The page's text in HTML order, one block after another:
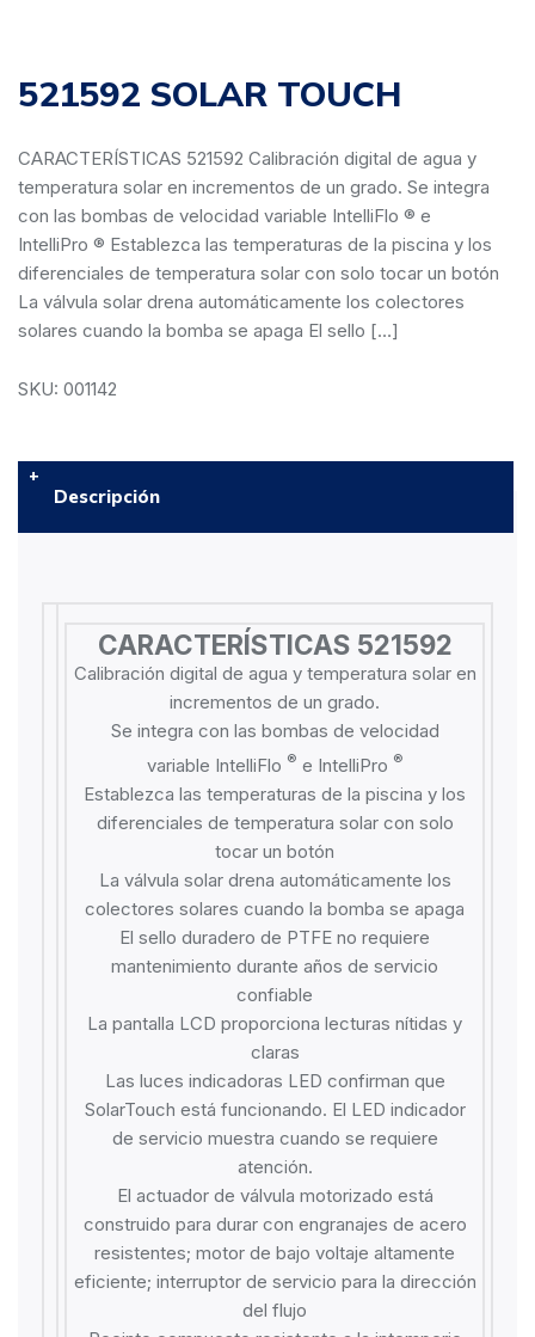
521592 SOLAR TOUCH
CARACTERÍSTICAS 521592 Calibración digital de agua y
temperatura solar en incrementos de un grado. Se integra
con las bombas de velocidad variable IntelliFlo ® e
IntelliPro ® Establezca las temperaturas de la piscina y los
diferenciales de temperatura solar con solo tocar un botón
La válvula solar drena automáticamente los colectores
solares cuando la bomba se apaga El sello […]
SKU: 001142
Descripción
CARACTERÍSTICAS 521592
Calibración digital de agua y temperatura solar en
incrementos de un grado.
Se integra con las bombas de velocidad
variable IntelliFlo ® e IntelliPro ®
Establezca las temperaturas de la piscina y los
diferenciales de temperatura solar con solo
tocar un botón
La válvula solar drena automáticamente los
colectores solares cuando la bomba se apaga
El sello duradero de PTFE no requiere
mantenimiento durante años de servicio
confiable
La pantalla LCD proporciona lecturas nítidas y
claras
Las luces indicadoras LED confirman que
SolarTouch está funcionando. El LED indicador
de servicio muestra cuando se requiere
atención.
El actuador de válvula motorizado está
construido para durar con engranajes de acero
resistentes; motor de bajo voltaje altamente
eficiente; interruptor de servicio para la dirección
del flujo